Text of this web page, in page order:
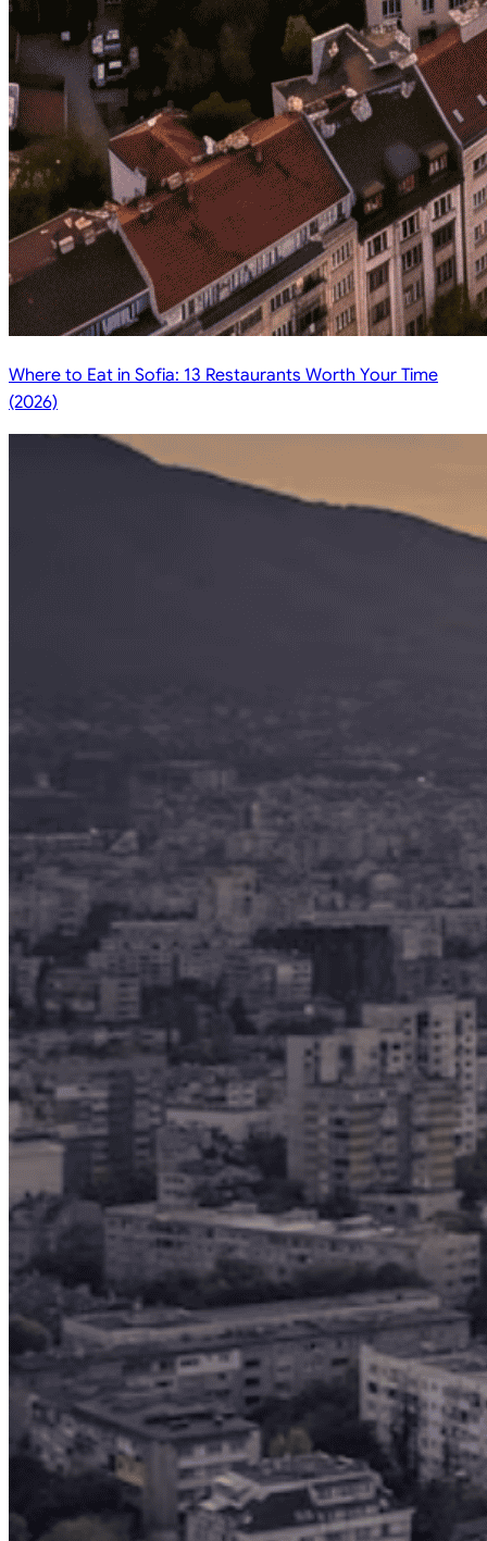
Where to Eat in Sofia: 13 Restaurants Worth Your Time
(2026)